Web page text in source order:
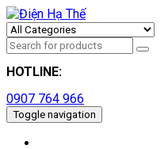
HOTLINE:
0907 764 966
Toggle navigation